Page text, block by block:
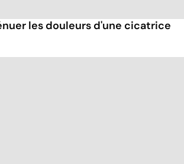
les douleurs d'une cicatrice